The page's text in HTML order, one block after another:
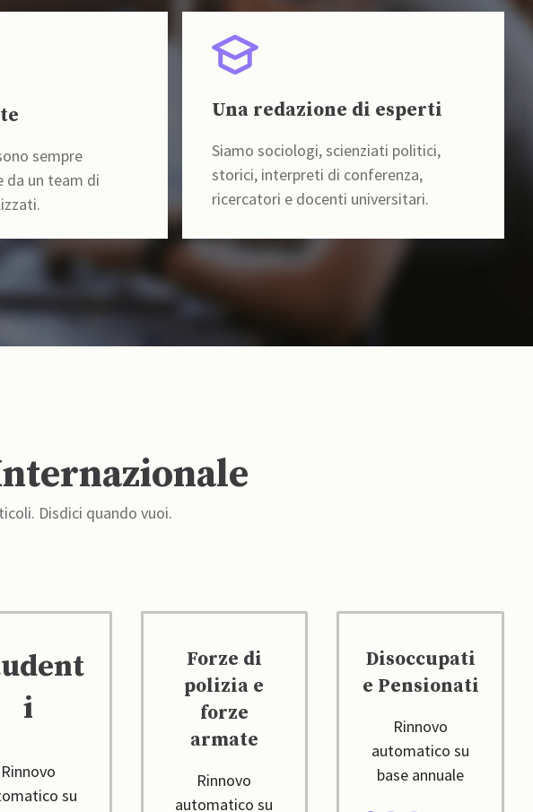
sempre
un team di
Una redazione di esperti
Siamo sociologi, scienziati politici,
storici, interpreti di conferenza,
ricercatori e docenti universitari.
Disdici quando vuoi.
i
Rinnovo
su
Forze di
polizia e
forze
armate
Rinnovo
automatico su
Disoccupati
e Pensionati
Rinnovo
automatico su
base annuale